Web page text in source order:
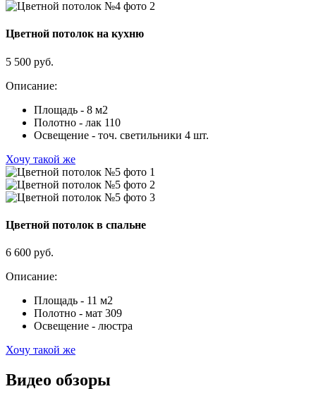
Цветной потолок на кухню
5 500 руб.
Описание:
Площадь - 8 м2
Полотно - лак 110
Освещение - точ. светильники 4 шт.
Хочу такой же
Цветной потолок в спальне
6 600 руб.
Описание:
Площадь - 11 м2
Полотно - мат 309
Освещение - люстра
Хочу такой же
Видео обзоры